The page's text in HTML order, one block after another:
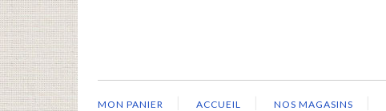
MON PANIER ACCUEIL NOS MAGASINS